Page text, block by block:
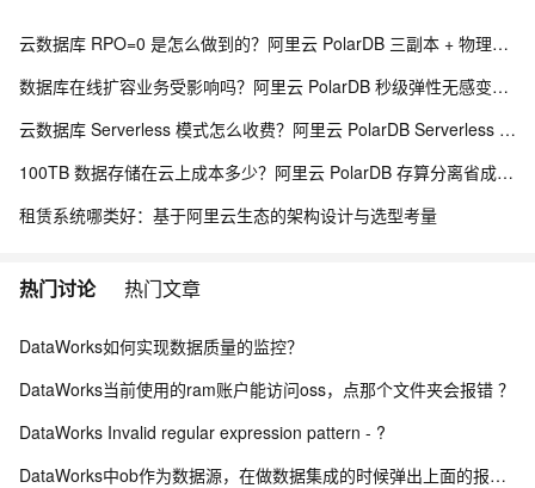
云数据库 RPO=0 是怎么做到的？阿里云 PolarDB 三副本 + 物理复制解析
数据库在线扩容业务受影响吗？阿里云 PolarDB 秒级弹性无感变配解析
云数据库 Serverless 模式怎么收费？阿里云 PolarDB Serverless 按需计费解析
100TB 数据存储在云上成本多少？阿里云 PolarDB 存算分离省成本解析
租赁系统哪类好：基于阿里云生态的架构设计与选型考量
热门讨论 热门文章
DataWorks如何实现数据质量的监控？
DataWorks当前使用的ram账户能访问oss，点那个文件夹会报错 ？
DataWorks Invalid regular expression pattern - ?
DataWorks中ob作为数据源，在做数据集成的时候弹出上面的报错？